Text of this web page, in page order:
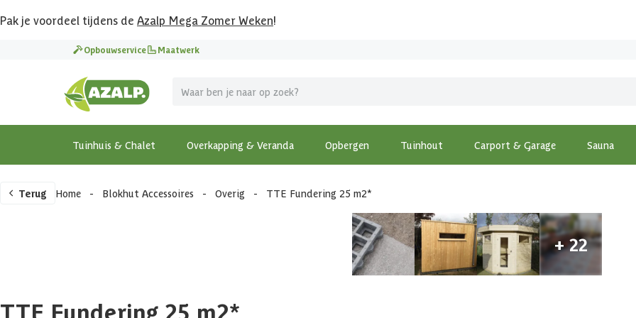
Pak je voordeel tijdens de Azalp Mega Zomer Weken!
Opbouwservice Maatwerk
Tuinhuis & Chalet Overkapping & Veranda Opbergen Tuinhout Carport & Garage Sauna
Terug Home - Blokhut Accessoires - Overig - TTE Fundering 25 m2*
TTE Fundering 25 m2*